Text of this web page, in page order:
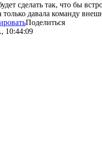
сделать так, что бы
только давала команду
Поделиться
10:44:09